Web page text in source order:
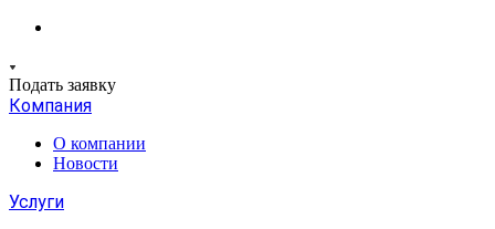
Подать заявку
Компания
О компании
Новости
Услуги